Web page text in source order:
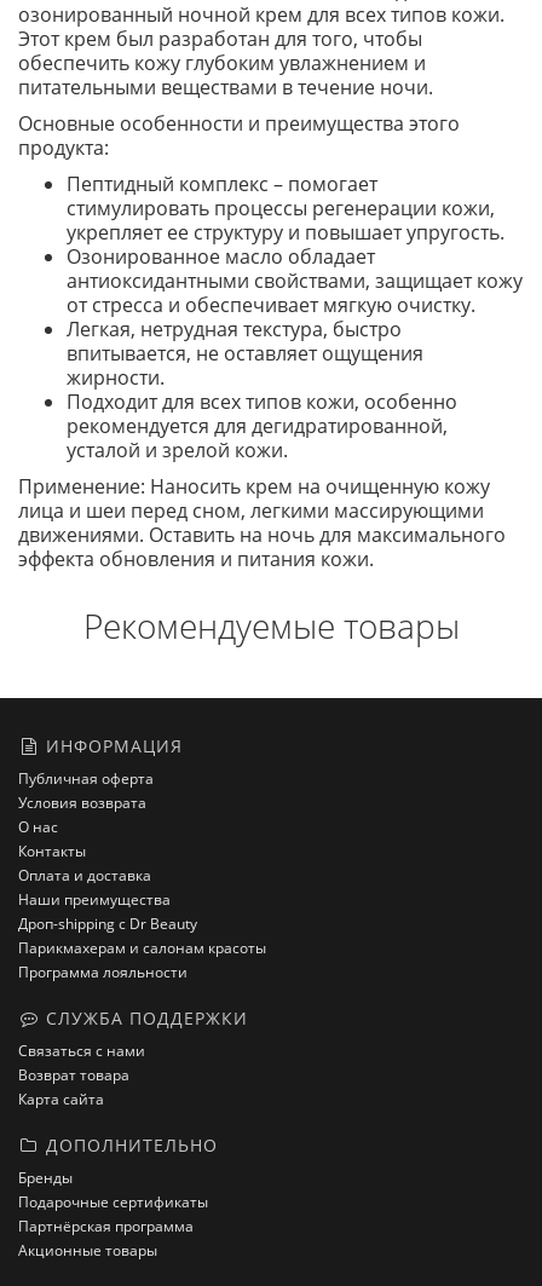
озонированный ночной крем для всех типов кожи.
Этот крем был разработан для того, чтобы
обеспечить кожу глубоким увлажнением и
питательными веществами в течение ночи.
Основные особенности и преимущества этого
продукта:
Пептидный комплекс – помогает
стимулировать процессы регенерации кожи,
укрепляет ее структуру и повышает упругость.
Озонированное масло обладает
антиоксидантными свойствами, защищает кожу
от стресса и обеспечивает мягкую очистку.
Легкая, нетрудная текстура, быстро
впитывается, не оставляет ощущения
жирности.
Подходит для всех типов кожи, особенно
рекомендуется для дегидратированной,
усталой и зрелой кожи.
Применение: Наносить крем на очищенную кожу
лица и шеи перед сном, легкими массирующими
движениями. Оставить на ночь для максимального
эффекта обновления и питания кожи.
Рекомендуемые товары
ИНФОРМАЦИЯ
Публичная оферта
Условия возврата
О нас
Контакты
Оплата и доставка
Наши преимущества
Дроп-shipping с Dr Beauty
Парикмахерам и салонам красоты
Программа лояльности
СЛУЖБА ПОДДЕРЖКИ
Связаться с нами
Возврат товара
Карта сайта
ДОПОЛНИТЕЛЬНО
Бренды
Подарочные сертификаты
Партнёрская программа
Акционные товары